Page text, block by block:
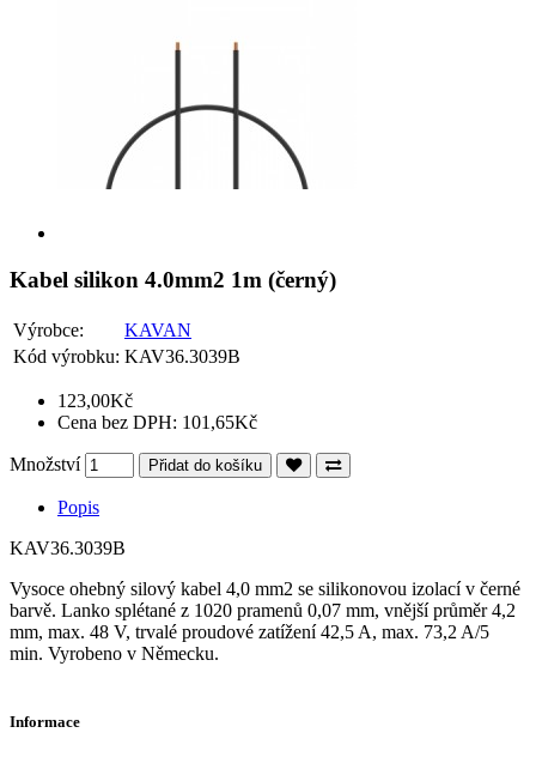
Kabel silikon 4.0mm2 1m (černý)
Výrobce:
KAVAN
Kód výrobku: KAV36.3039B
123,00Kč
Cena bez DPH: 101,65Kč
Množství Přidat do košíku
Popis
KAV36.3039B
Vysoce ohebný silový kabel 4,0 mm2 se silikonovou izolací v černé
barvě. Lanko splétané z 1020 pramenů 0,07 mm, vnější průměr 4,2
mm, max. 48 V, trvalé proudové zatížení 42,5 A, max. 73,2 A/5
min. Vyrobeno v Německu.
Informace